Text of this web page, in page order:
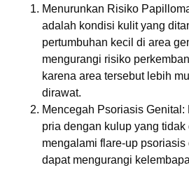
Menurunkan Risiko
adalah kondisi kulit yang
pertumbuhan kecil di area
mengurangi risiko
karena area tersebut lebih
dirawat.
Mencegah Psoriasis Genital:
pria dengan kulup yang
mengalami flare-up
dapat mengurangi